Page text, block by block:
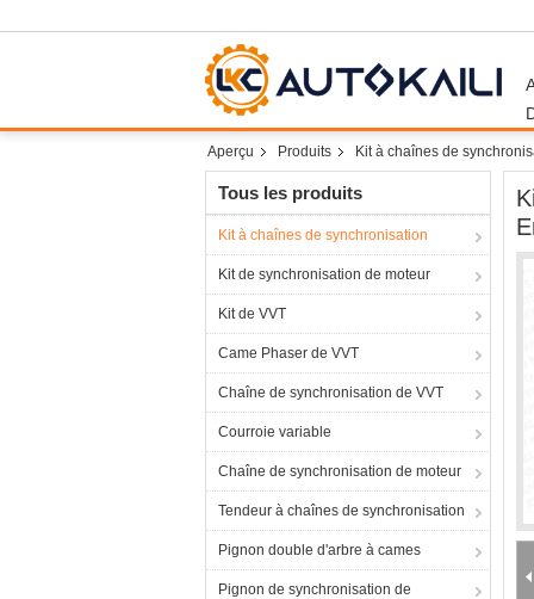
Aperçu Produits Kit à chaînes de
Tous les produits
Kit à chaînes de synchronisation
Kit de synchronisation de moteur
Kit de VVT
Came Phaser de VVT
Chaîne de synchronisation de VVT
Courroie variable
Chaîne de synchronisation de moteur
Tendeur à chaînes de synchronisation
Pignon double d'arbre à cames
Pignon de synchronisation de